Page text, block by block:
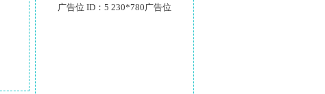
广告位 ID：5 230*780广告位